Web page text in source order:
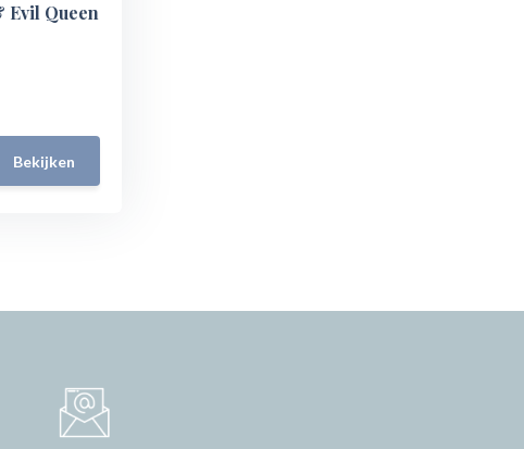
Queen
Bekijken